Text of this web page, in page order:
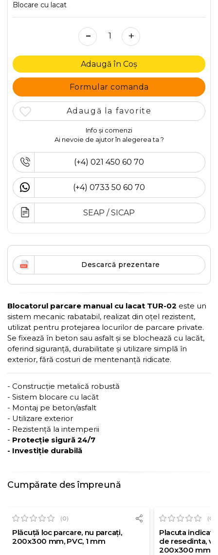
Blocare cu lacat
- +
Adaugă în Coș
Formular comanda
Adaugă la favorite
Info și comenzi
Ai nevoie de ajutor în alegerea ta ?
(+4) 021 450 60 70
(+4) 0733 50 60 70
SEAP / SICAP
Descarcă prezentare
Blocatorul parcare manual cu lacat TUR-02 este un
sistem mecanic rabatabil, realizat din oțel rezistent,
utilizat pentru protejarea locurilor de parcare private.
Se fixează în beton sau asfalt și se blochează cu lacăt,
oferind siguranță, durabilitate și utilizare simplă în
exterior, fără costuri de mentenanță ridicate.
- Construcție metalică robustă
- Sistem blocare cu lacăt
- Montaj pe beton/asfalt
- Utilizare exterior
- Rezistență la intemperii
- Protecție sigură 24/7
- Investiție durabilă
Cumpărate des împreună
(0)
Plăcuță loc parcare, nu parcați,
200x300 mm, PVC, 1 mm
(0)
Placuta
de resedinta,
200x300 mm,